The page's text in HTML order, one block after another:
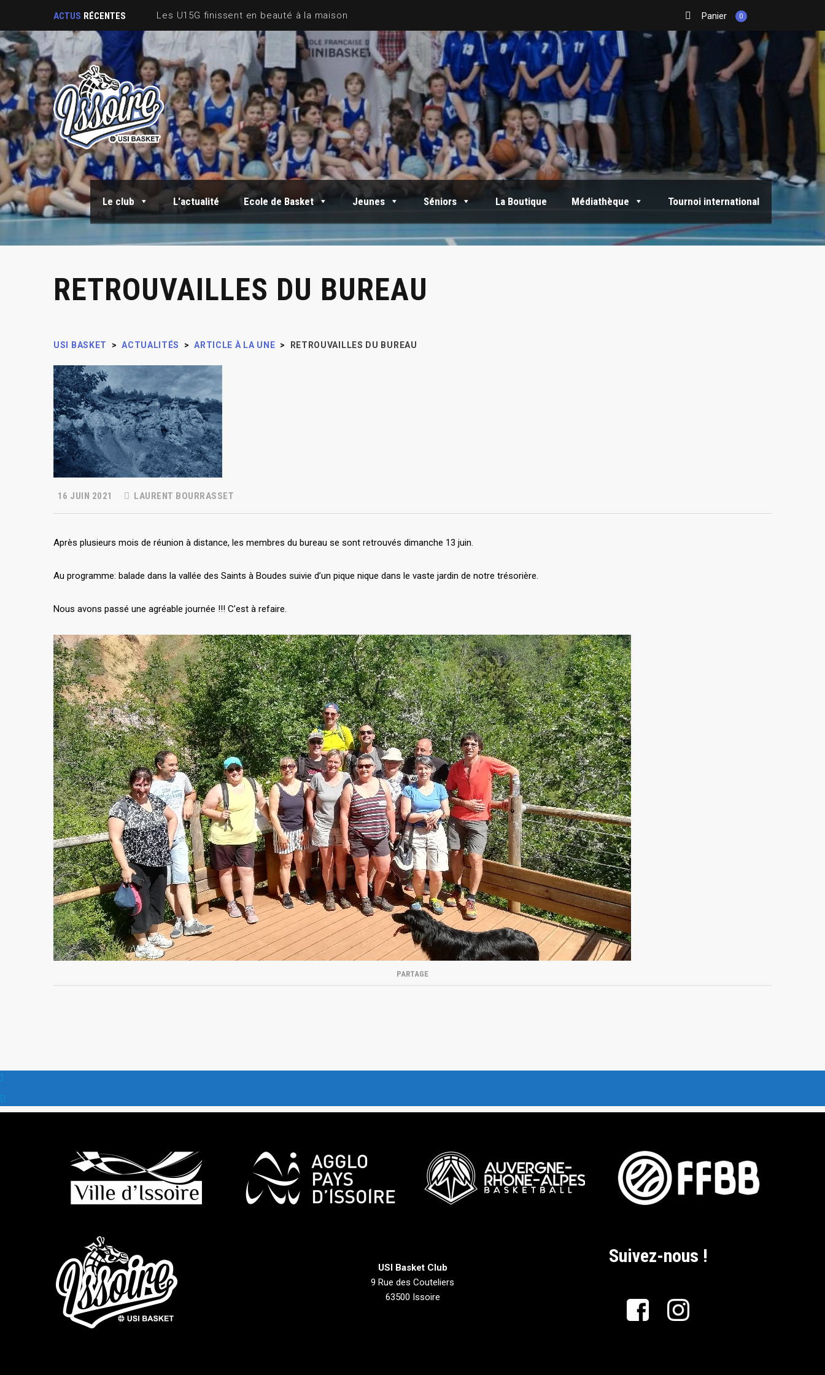
ACTUS RÉCENTES Panier 0
Le club L'actualité Ecole de Basket Jeunes Séniors La Boutique Médiathèque Tournoi international
RETROUVAILLES DU BUREAU
USI BASKET > ACTUALITÉS > ARTICLE À LA UNE > RETROUVAILLES DU BUREAU
16 JUIN 2021 LAURENT BOURRASSET
Après plusieurs mois de réunion à distance, les membres du bureau se sont retrouvés dimanche 13 juin.
Au programme: balade dans la vallée des Saints à Boudes suivie d’un pique nique dans le vaste jardin de notre trésorière.
Nous avons passé une agréable journée !!! C’est à refaire.
PARTAGE
USI Basket Club
9 Rue des Couteliers
63500 Issoire
Suivez-nous !